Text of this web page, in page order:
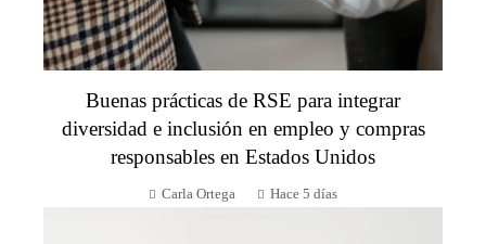
Buenas prácticas de RSE para integrar
diversidad e inclusión en empleo y compras
responsables en Estados Unidos
Carla Ortega Hace 5 días